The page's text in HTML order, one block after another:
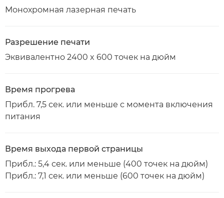
Монохромная лазерная печать
Разрешение печати
Эквивалентно 2400 x 600 точек на дюйм
Время прогрева
Прибл. 7,5 сек. или меньше с момента включения
питания
Время выхода первой страницы
Прибл.: 5,4 сек. или меньше (400 точек на дюйм)
Прибл.: 7,1 сек. или меньше (600 точек на дюйм)